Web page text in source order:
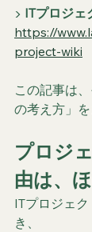
▶ ITプロジェ
https://
project-wiki
この記事は
の考え方」を
プロジ
由は、
ITプロジェ
き、